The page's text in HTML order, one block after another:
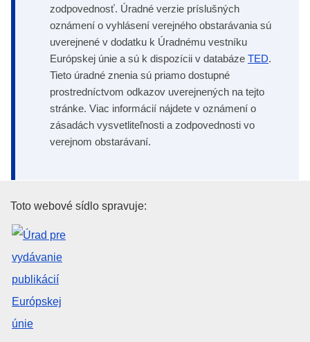
zodpovednosť. Úradné verzie príslušných
oznámení o vyhlásení verejného obstarávania sú
uverejnené v dodatku k Úradnému vestníku
Európskej únie a sú k dispozícii v databáze TED.
Tieto úradné znenia sú priamo dostupné
prostredníctvom odkazov uverejnených na tejto
stránke. Viac informácií nájdete v oznámení o
zásadách vysvetliteľnosti a zodpovednosti vo
verejnom obstarávaní.
Úrad pre vydávanie publikácií
Toto webové sídlo spravuje: